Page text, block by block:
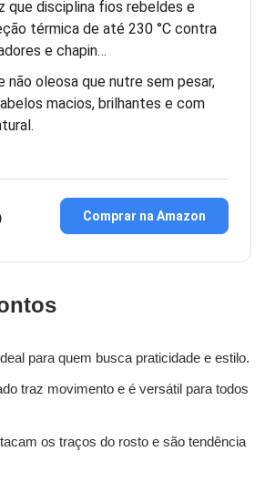
que disciplina fios rebeldes e
térmica de até 230 °C contra
e chapin…
não oleosa que nutre sem pesar,
macios, brilhantes e com
Comprar na Amazon
para quem busca praticidade e estilo.
traz movimento e é versátil para todos
os traços do rosto e são tendência